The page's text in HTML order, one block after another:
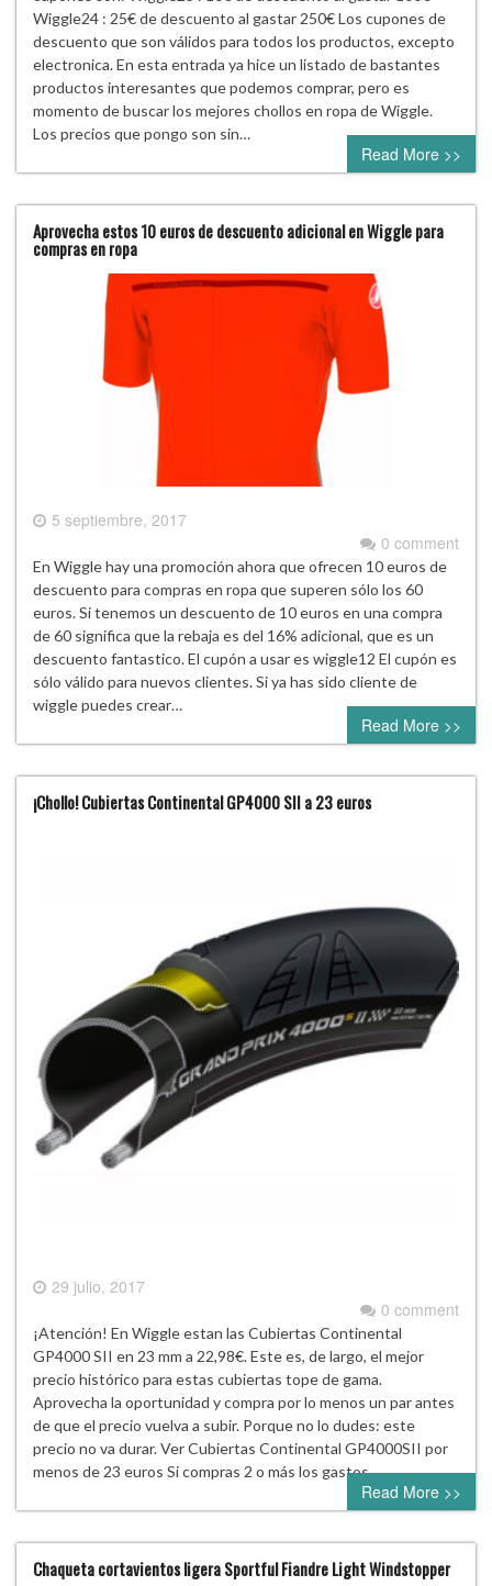
Wiggle24 : 25€ de descuento al gastar 250€ Los cupones de
descuento que son válidos para todos los productos, excepto
electronica. En esta entrada ya hice un listado de bastantes
productos interesantes que podemos comprar, pero es
momento de buscar los mejores chollos en ropa de Wiggle.
Los precios que pongo son sin…
Read More >>
Aprovecha estos 10 euros de descuento adicional en Wiggle para
compras en ropa
5 septiembre, 2017
0 comment
En Wiggle hay una promoción ahora que ofrecen 10 euros de
descuento para compras en ropa que superen sólo los 60
euros. Si tenemos un descuento de 10 euros en una compra
de 60 significa que la rebaja es del 16% adicional, que es un
descuento fantastico. El cupón a usar es wiggle12 El cupón es
sólo válido para nuevos clientes. Si ya has sido cliente de
wiggle puedes crear…
Read More >>
¡Chollo! Cubiertas Continental GP4000 SII a 23 euros
29 julio, 2017
0 comment
¡Atención! En Wiggle estan las Cubiertas Continental
GP4000 SII en 23 mm a 22,98€. Este es, de largo, el mejor
precio histórico para estas cubiertas tope de gama.
Aprovecha la oportunidad y compra por lo menos un par antes
de que el precio vuelva a subir. Porque no lo dudes: este
precio no va durar. Ver Cubiertas Continental GP4000SII por
menos de 23 euros Si compras 2 o más los gastos…
Read More >>
Chaqueta cortavientos ligera Sportful Fiandre Light Windstopper